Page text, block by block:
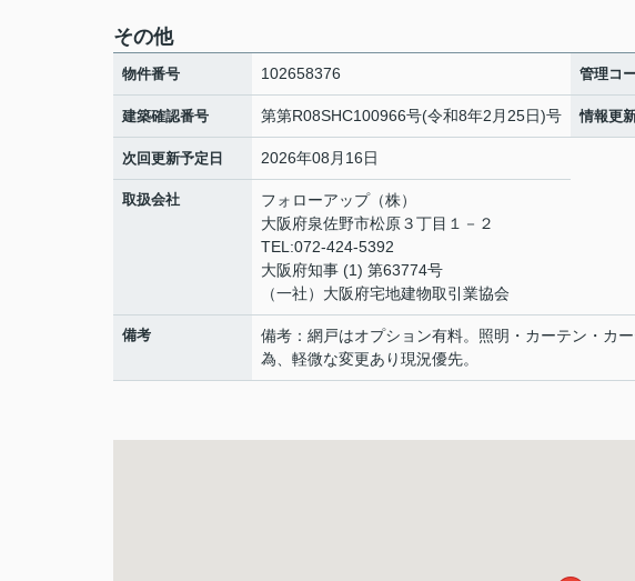
その他
物件番号 102658376 管理コ
建築確認番号 第第R08SHC100966号(令和8年2月25日)号 情報更
次回更新予定日 2026年08月16日
取扱会社
フォローアップ（株）
大阪府泉佐野市松原３丁目１－２
TEL:072-424-5392
大阪府知事 (1) 第63774号
（一社）大阪府宅地建物取引業協会
備考
備考：網戸はオプション有料。照明・カーテン・カ
為、軽微な変更あり現況優先。